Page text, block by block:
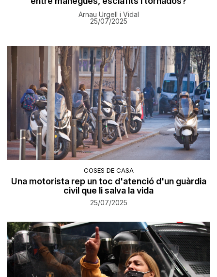
Arnau Urgell i Vidal
25/07/2025
COSES DE CASA
Una motorista rep un toc d'atenció d'un guàrdia
civil que li salva la vida
25/07/2025